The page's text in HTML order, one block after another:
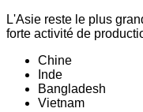
L'Asie reste le plus
forte activité de
Chine
Inde
Bangladesh
Vietnam